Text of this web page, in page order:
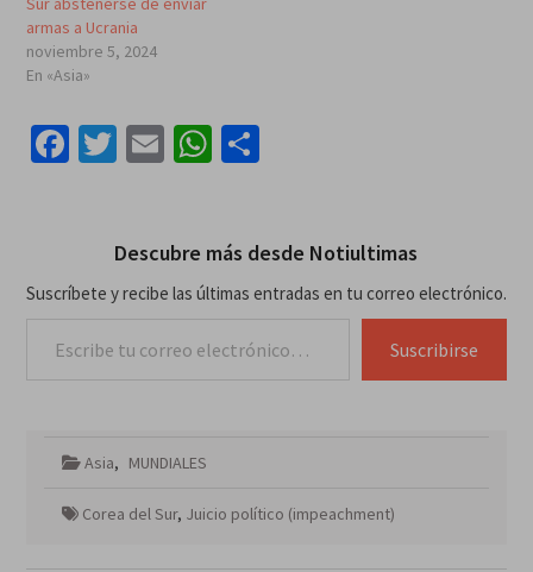
armas a Ucrania
noviembre 5, 2024
En «Asia»
Facebook
Twitter
EmailWhatsApp
Compartir
Descubre más desde Notiultimas
Suscríbete y recibe las últimas entradas en tu correo electrónico.
Suscribirse
Asia, MUNDIALES
Corea del Sur, Juicio político (impeachment)